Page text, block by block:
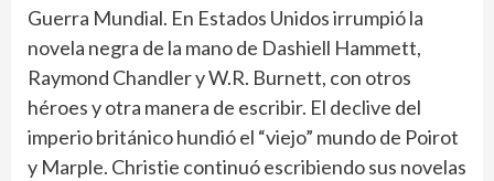
Guerra Mundial. En Estados Unidos irrumpió la
novela negra de la mano de Dashiell Hammett,
Raymond Chandler y W.R. Burnett, con otros
héroes y otra manera de escribir. El declive del
imperio británico hundió el “viejo” mundo de Poirot
y Marple. Christie continuó escribiendo sus novelas